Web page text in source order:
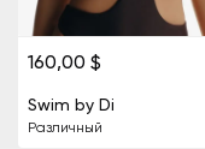
160,00 $
Swim by Di
Различный